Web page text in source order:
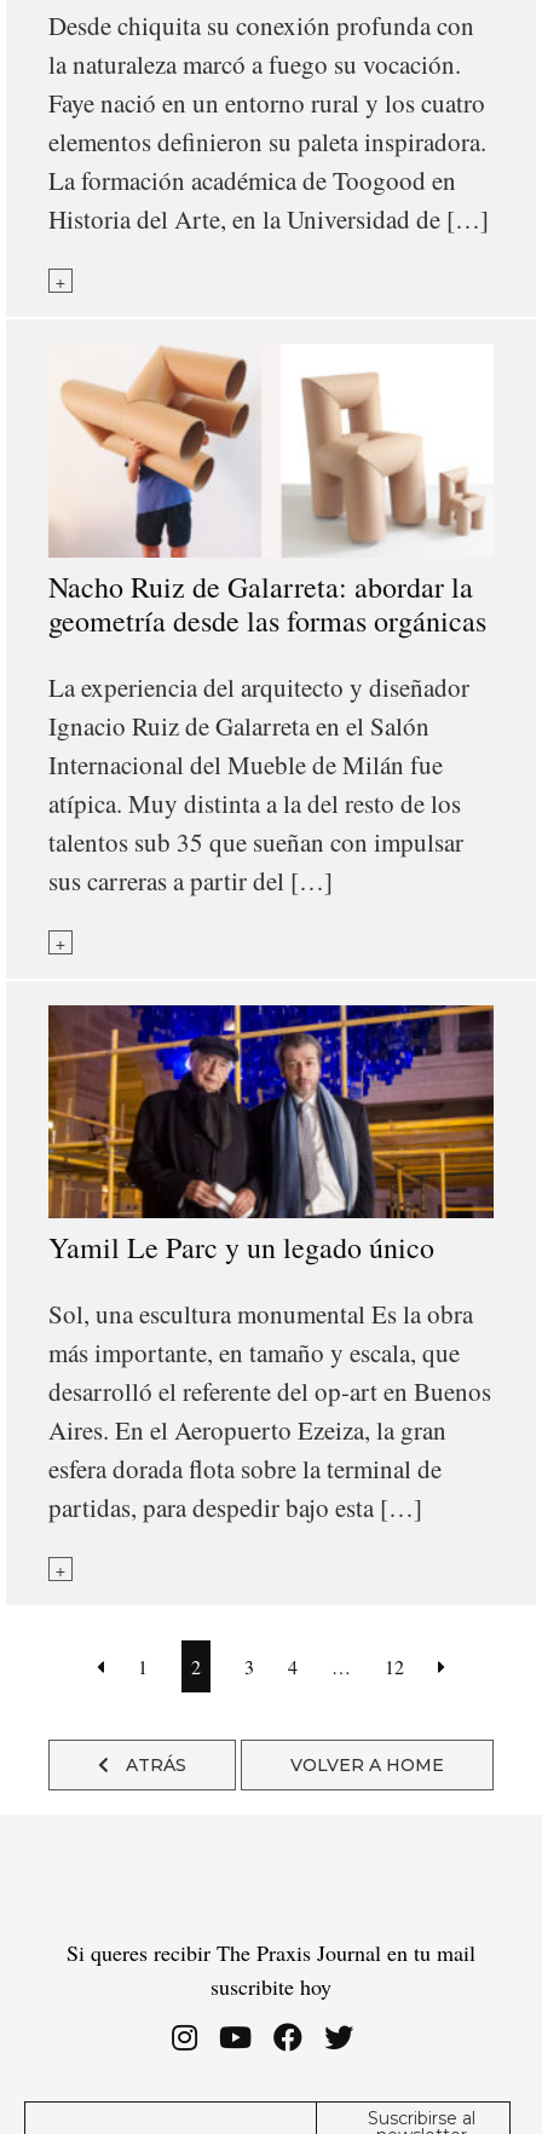
Desde chiquita su conexión profunda con
la naturaleza marcó a fuego su vocación.
Faye nació en un entorno rural y los cuatro
elementos definieron su paleta inspiradora.
La formación académica de Toogood en
Historia del Arte, en la Universidad de […]
+
Nacho Ruiz de Galarreta: abordar la
geometría desde las formas orgánicas
La experiencia del arquitecto y diseñador
Ignacio Ruiz de Galarreta en el Salón
Internacional del Mueble de Milán fue
atípica. Muy distinta a la del resto de los
talentos sub 35 que sueñan con impulsar
sus carreras a partir del […]
+
Yamil Le Parc y un legado único
Sol, una escultura monumental Es la obra
más importante, en tamaño y escala, que
desarrolló el referente del op-art en Buenos
Aires. En el Aeropuerto Ezeiza, la gran
esfera dorada flota sobre la terminal de
partidas, para despedir bajo esta […]
+
1 2 3 4 … 12
ATRÁS VOLVER A HOME
Si queres recibir The Praxis Journal en tu mail
suscribite hoy